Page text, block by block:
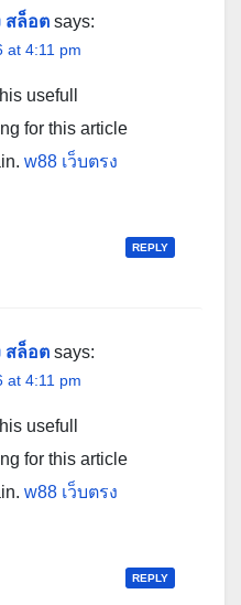
สล็อต says:
at 4:11 pm
usefull
for this article
w88 เว็บตรง
REPLY
สล็อต says:
at 4:11 pm
usefull
for this article
w88 เว็บตรง
REPLY